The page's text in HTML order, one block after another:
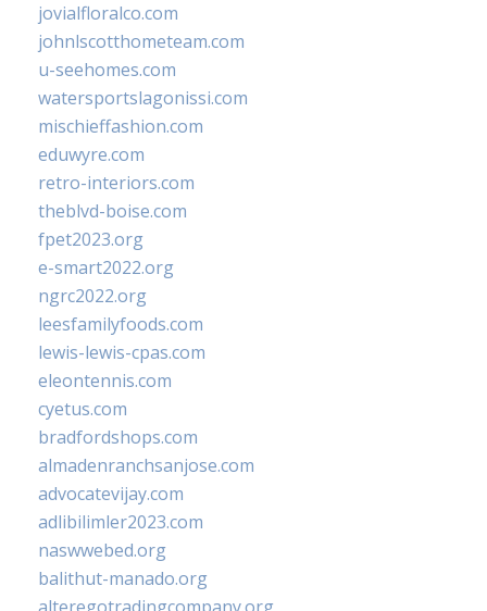
jovialfloralco.com
johnlscotthometeam.com
u-seehomes.com
watersportslagonissi.com
mischieffashion.com
eduwyre.com
retro-interiors.com
theblvd-boise.com
fpet2023.org
e-smart2022.org
ngrc2022.org
leesfamilyfoods.com
lewis-lewis-cpas.com
eleontennis.com
cyetus.com
bradfordshops.com
almadenranchsanjose.com
advocatevijay.com
adlibilimler2023.com
naswwebed.org
balithut-manado.org